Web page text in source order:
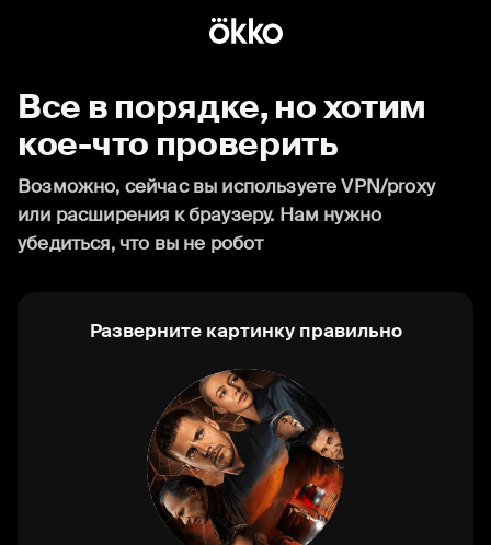
Все в порядке, но хотим
кое-что проверить
Возможно, сейчас вы используете VPN/proxy
или расширения к браузеру. Нам нужно
убедиться, что вы не робот
Разверните картинку правильно